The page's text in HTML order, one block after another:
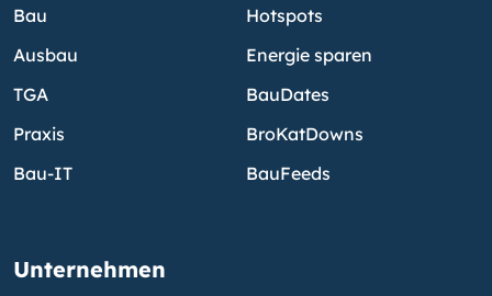
Bau
Ausbau
TGA
Praxis
Bau-IT
Hotspots
Energie sparen
BauDates
BroKatDowns
BauFeeds
Unternehmen